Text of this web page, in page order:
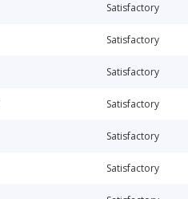
Satisfactory
Satisfactory
Satisfactory
Satisfactory
Satisfactory
Satisfactory